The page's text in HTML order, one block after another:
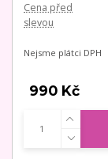
Cena před
slevou
Nejsme plátci DPH
990 Kč